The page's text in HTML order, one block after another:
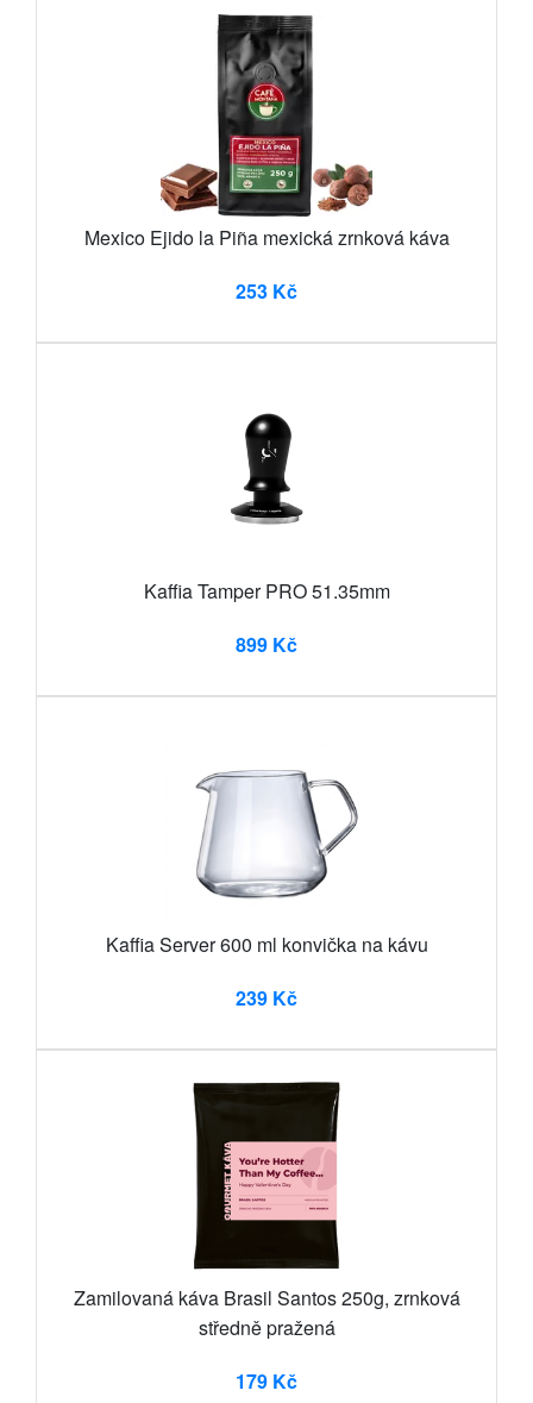
Mexico Ejido la Piña mexická zrnková káva
253 Kč
Kaffia Tamper PRO 51.35mm
899 Kč
Kaffia Server 600 ml konvička na kávu
239 Kč
Zamilovaná káva Brasil Santos 250g, zrnková
středně pražená
179 Kč